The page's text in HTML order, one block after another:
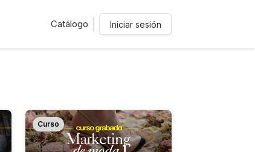
Catálogo Iniciar sesión
Curso